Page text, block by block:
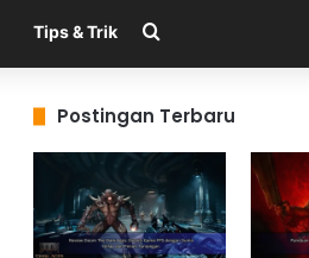
Tips & Trik
Postingan Terbaru